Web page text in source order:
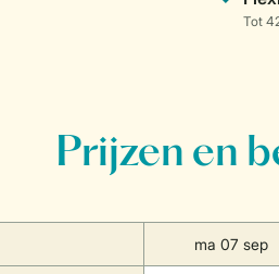
Prijzen en
ma 07 sep